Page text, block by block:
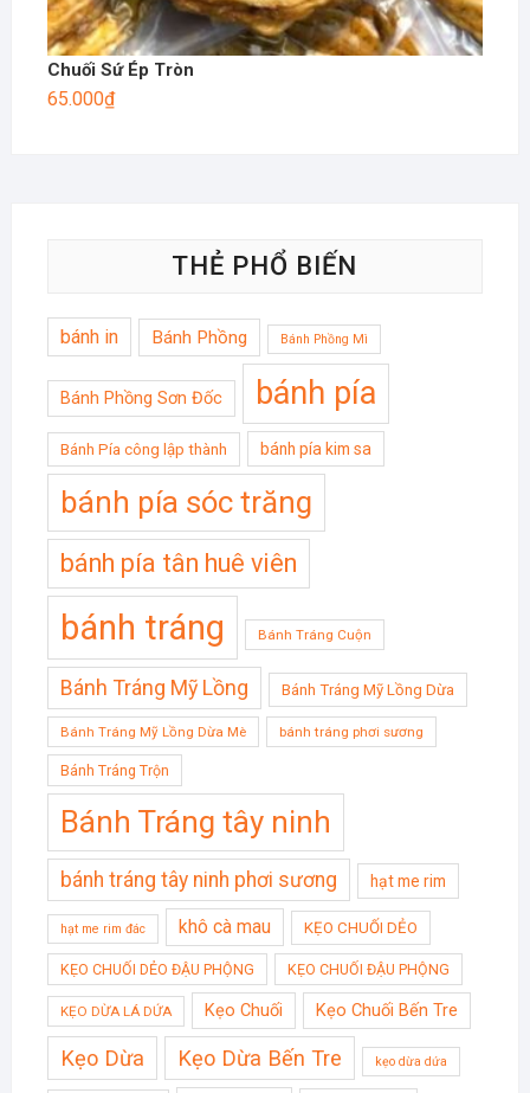
Chuối Sứ Ép Tròn
65.000₫
THẺ PHỔ BIẾN
bánh in Bánh Phồng Bánh Phồng Mì
Bánh Phồng Sơn Đốc bánh pía
Bánh Pía công lập thành bánh pía kim sa
bánh pía sóc trăng
bánh pía tân huê viên
bánh tráng Bánh Tráng Cuộn
Bánh Tráng Mỹ Lồng Bánh Tráng Mỹ Lồng Dừa
Bánh Tráng Mỹ Lồng Dừa Mè bánh tráng phơi sương
Bánh Tráng Trộn
Bánh Tráng tây ninh
bánh tráng tây ninh phơi sương hạt me rim
hạt me rim đác khô cà mau KẸO CHUỐI DẺO
KẸO CHUỐI DẺO ĐẬU PHỘNG KẸO CHUỐI ĐẬU PHỘNG
KẸO DỪA LÁ DỨA Kẹo Chuối Kẹo Chuối Bến Tre
Kẹo Dừa Kẹo Dừa Bến Tre kẹo dừa dứa